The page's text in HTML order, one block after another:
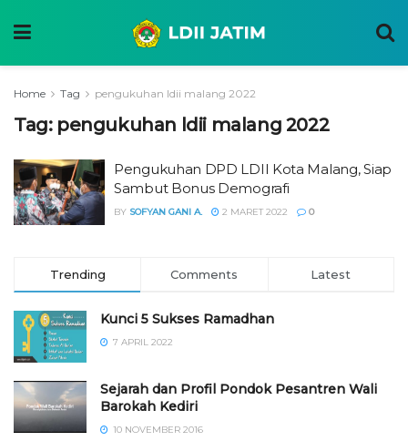
Home Tag pengukuhan ldii malang 2022
Tag: pengukuhan ldii malang 2022
Pengukuhan DPD LDII Kota Malang, Siap
Sambut Bonus Demografi
BY SOFYAN GANI A. 2 MARET 2022 0
Trending Comments Latest
Kunci 5 Sukses Ramadhan
7 APRIL 2022
Sejarah dan Profil Pondok Pesantren Wali
Barokah Kediri
10 NOVEMBER 2016